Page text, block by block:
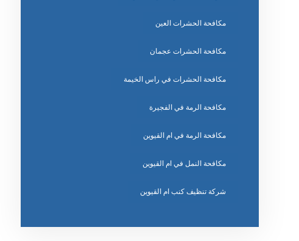
مكافحة الحشرات العين
مكافحة الحشرات عجمان
مكافحة الحشرات في راس الخيمة
مكافحة الرمة في الفجيرة
مكافحة الرمة في ام القيوين
مكافحة النمل في ام القيوين